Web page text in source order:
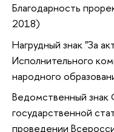
Благодарность
2018)
Нагрудный знак "За
Исполнительного
народного
Ведомственный
государственной
проведении